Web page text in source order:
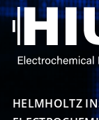
HELMHOLTZ